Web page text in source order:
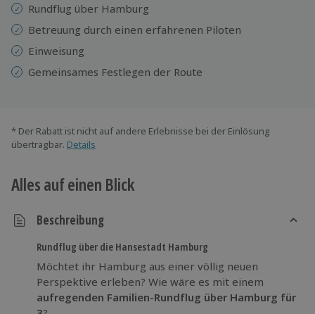
Rundflug über Hamburg
Betreuung durch einen erfahrenen Piloten
Einweisung
Gemeinsames Festlegen der Route
* Der Rabatt ist nicht auf andere Erlebnisse bei der Einlösung
übertragbar. Details
Alles auf einen Blick
Beschreibung
Rundflug über die Hansestadt Hamburg
Möchtet ihr Hamburg aus einer völlig neuen
Perspektive erleben? Wie wäre es mit einem
aufregenden Familien-Rundflug über Hamburg für